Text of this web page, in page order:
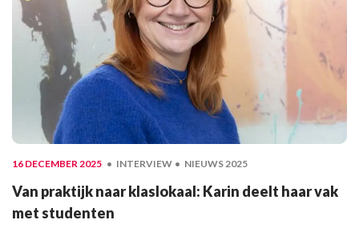
16 DECEMBER 2025 INTERVIEW NIEUWS 2025
Van praktijk naar klaslokaal: Karin deelt haar vak
met studenten